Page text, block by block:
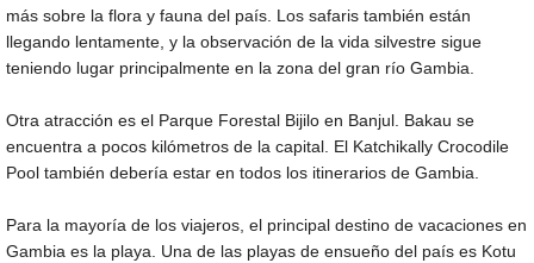
más sobre la flora y fauna del país. Los safaris también están
llegando lentamente, y la observación de la vida silvestre sigue
teniendo lugar principalmente en la zona del gran río Gambia.
Otra atracción es el Parque Forestal Bijilo en Banjul. Bakau se
encuentra a pocos kilómetros de la capital. El Katchikally Crocodile
Pool también debería estar en todos los itinerarios de Gambia.
Para la mayoría de los viajeros, el principal destino de vacaciones en
Gambia es la playa. Una de las playas de ensueño del país es Kotu